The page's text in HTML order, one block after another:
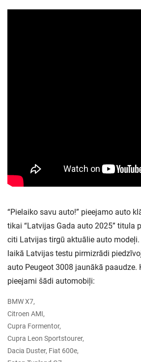
“Pielaiko savu auto!” pieejamo auto
tikai “Latvijas Gada auto 2025” titula
citi Latvijas tirgū aktuālie auto
laikā Latvijas testu pirmizrādi
auto Peugeot 3008 jaunākā paaudze.
pieejami šādi automobiļi:
BMW X7,
Citroen AMI,
Cupra Formentor,
Cupra Leon Sportstourer,
Dacia Duster, Fiat 600e,